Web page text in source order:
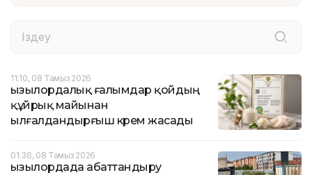
11:10, 08 Тамыз 2026
Қызылордалық ғалымдар қойдың
құйрық майынан
ылғалдандырғыш крем жасады
01:36, 08 Тамыз 2026
Қызылордада абаттандыру